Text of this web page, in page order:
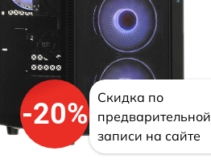
-20%
Скидка по
предварительной
записи на сайте